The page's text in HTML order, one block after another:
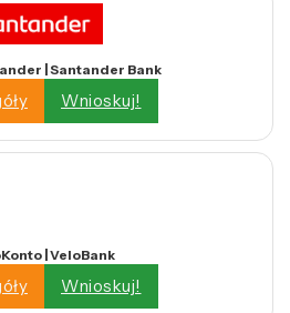
| Santander Bank
Wnioskuj!
| VeloBank
Wnioskuj!